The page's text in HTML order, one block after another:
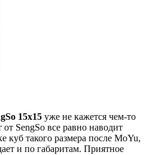
15x15 уже не кажется чем-то
SengSo все равно наводит
куб такого размера после MoYu,
и по габаритам. Приятное